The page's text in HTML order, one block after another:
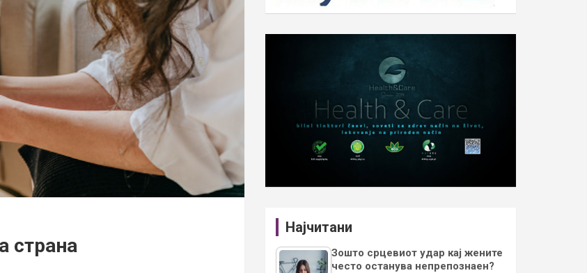
страна
Најчитани
Зошто срцевиот удар кај жените
често останува непрепознаен?